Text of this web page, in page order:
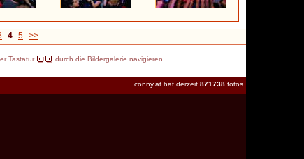
4 5 >>
Tastatur durch die Bildergalerie navigieren.
conny.at hat derzeit 871738 fotos